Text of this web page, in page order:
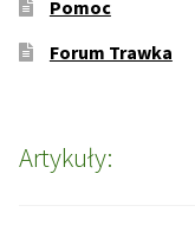
Pomoc
Forum Trawka
Artykuły: